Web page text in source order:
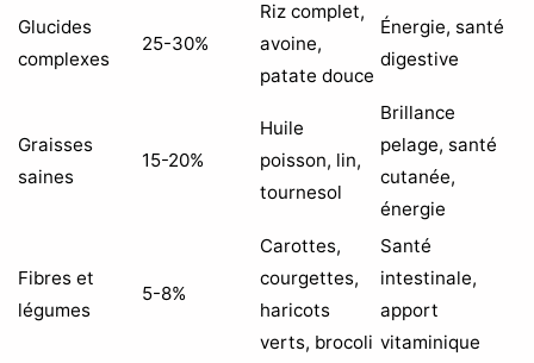
Glucides
complexes
25-30%
Riz complet,
avoine,
patate douce
Énergie, santé
digestive
Graisses
saines
15-20%
Huile
poisson, lin,
tournesol
Brillance
pelage, santé
cutanée,
énergie
Fibres et
légumes
5-8%
Carottes,
courgettes,
haricots
verts, brocoli
Santé
intestinale,
apport
vitaminique